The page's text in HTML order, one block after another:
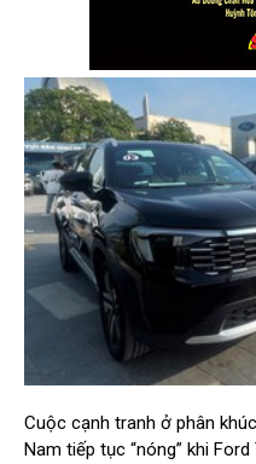
Cuộc cạnh tranh ở phân
Nam tiếp tục “nóng” khi